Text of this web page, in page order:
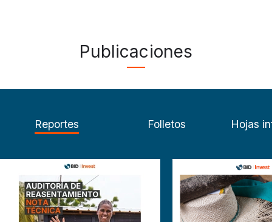
Publicaciones
Reportes Folletos Hojas